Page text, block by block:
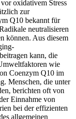
oxidativem Stress
zur
Q10 bekannt für
neutralisieren
können. Aus diesem
kann, die
wie
Coenzym Q10 im
Menschen, die unter
berichten oft von
Einnahme von
bei der effizienten
allgemeinen